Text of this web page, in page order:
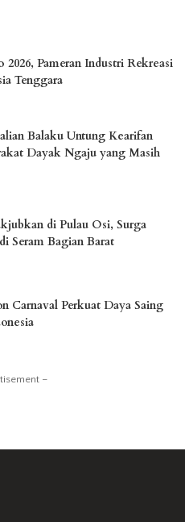
2026, Pameran Industri Rekreasi
Tenggara
Balaku Untung Kearifan
Dayak Ngaju yang Masih
di Pulau Osi, Surga
Seram Bagian Barat
Carnaval Perkuat Daya Saing
–